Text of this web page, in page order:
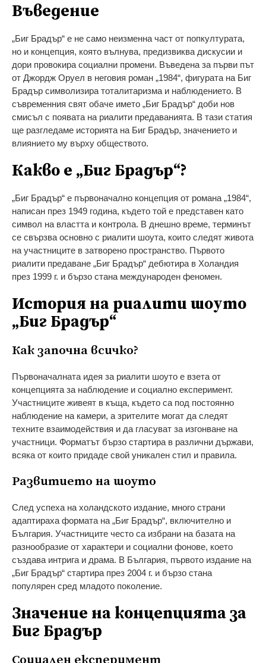
Въведение
„Биг Брадър“ е не само неизменна част от попкултурата,
но и концепция, която вълнува, предизвиква дискусии и
дори провокира социални промени. Въведена за първи път
от Джордж Оруел в неговия роман „1984“, фигурата на Биг
Брадър символизира тоталитаризма и наблюдението. В
съвременния свят обаче името „Биг Брадър“ доби нов
смисъл с появата на риалити предаванията. В тази статия
ще разгледаме историята на Биг Брадър, значението и
влиянието му върху обществото.
Какво е „Биг Брадър“?
„Биг Брадър“ е първоначално концепция от романа „1984“,
написан през 1949 година, където той е представен като
символ на властта и контрола. В днешно време, терминът
се свързва основно с риалити шоута, които следят живота
на участниците в затворено пространство. Първото
риалити предаване „Биг Брадър“ дебютира в Холандия
през 1999 г. и бързо стана международен феномен.
История на риалити шоуто
„Биг Брадър“
Как започна всичко?
Първоначалната идея за риалити шоуто е взета от
концепцията за наблюдение и социално експеримент.
Участниците живеят в къща, където са под постоянно
наблюдение на камери, а зрителите могат да следят
техните взаимодействия и да гласуват за изгонване на
участници. Форматът бързо стартира в различни държави,
всяка от които придаде свой уникален стил и правила.
Развитието на шоуто
След успеха на холандското издание, много страни
адаптираха формата на „Биг Брадър“, включително и
България. Участниците често са избрани на базата на
разнообразие от характери и социални фонове, което
създава интрига и драма. В България, първото издание на
„Биг Брадър“ стартира през 2004 г. и бързо стана
популярен сред младото поколение.
Значение на концепцията за
Биг Брадър
Социален експеримент